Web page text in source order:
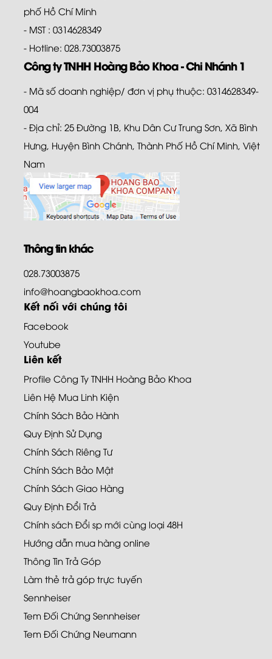
phố Hồ Chí Minh
- MST : 0314628349
- Hotline: 028.73003875
Công ty TNHH Hoàng Bảo Khoa - Chi Nhánh 1
- Mã số doanh nghiệp/ đơn vị phụ thuộc: 0314628349-
004
- Địa chỉ: 25 Đường 1B, Khu Dân Cư Trung Sơn, Xã Bình
Hưng, Huyện Bình Chánh, Thành Phố Hồ Chí Minh, Việt
Nam
Thông tin khác
028.73003875
info@hoangbaokhoa.com
Kết nối với chúng tôi
Facebook
Youtube
Liên kết
Profile Công Ty TNHH Hoàng Bảo Khoa
Liên Hệ Mua Linh Kiện
Chính Sách Bảo Hành
Quy Định Sử Dụng
Chính Sách Riêng Tư
Chính Sách Bảo Mật
Chính Sách Giao Hàng
Quy Định Đổi Trả
Chính sách Đổi sp mới cùng loại 48H
Hướng dẫn mua hàng online
Thông Tin Trả Góp
Làm thẻ trả góp trực tuyến
Sennheiser
Tem Đối Chứng Sennheiser
Tem Đối Chứng Neumann